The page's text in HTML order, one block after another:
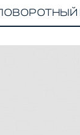
ПОВОРОТНЫЙ